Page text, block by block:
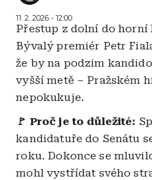
11. 2. 2026 - 12:00
Přestup z dolní do horní
Bývalý premiér Petr
že by na podzim
vyšší metě – Pražském
nepokukuje.
🚩 Proč je to důležité:
kandidatuře do Senátu
roku. Dokonce se
mohl vystřídat svého